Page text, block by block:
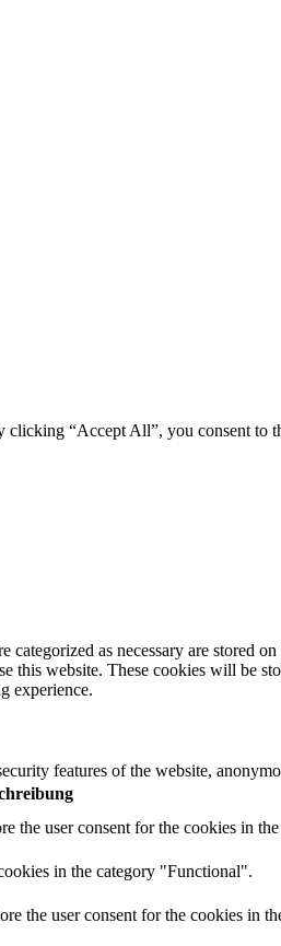
clicking “Accept All”, you consent
as necessary are stored
this website. These cookies will be
experience.
features of the website,
the user consent for the cookies in
in the category "Functional".
the user consent for the cookies in